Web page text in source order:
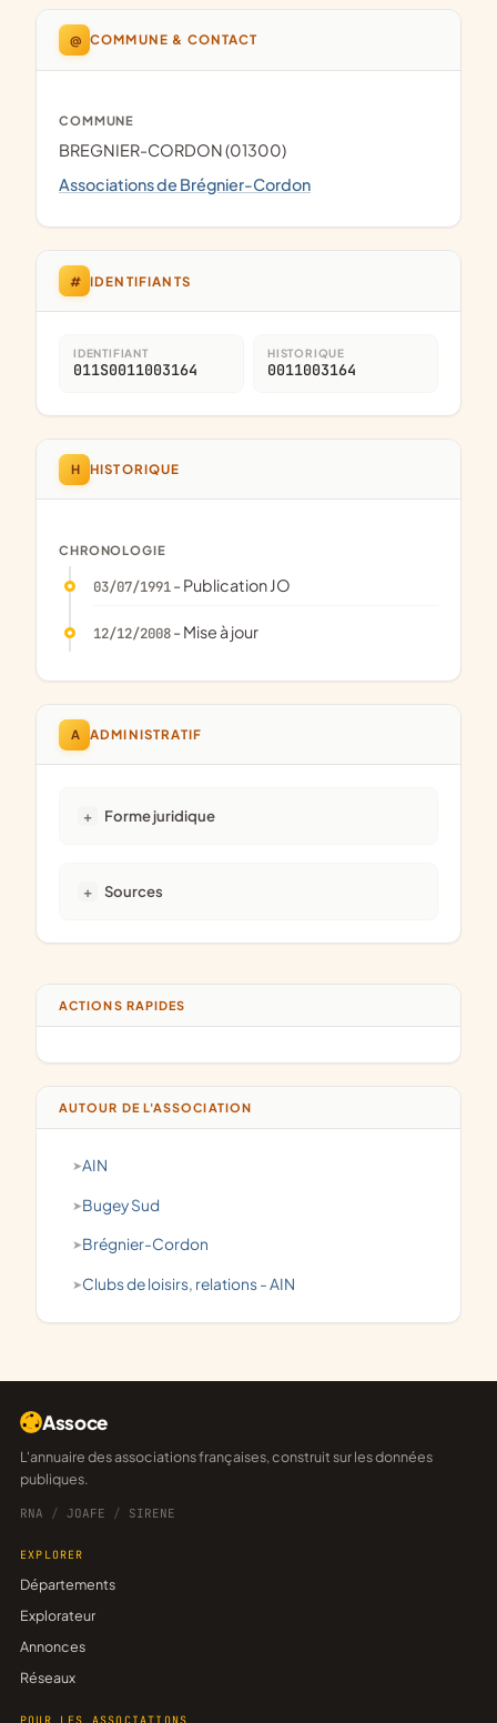
@ COMMUNE & CONTACT
COMMUNE
BREGNIER-CORDON (01300)
Associations de Brégnier-Cordon
# IDENTIFIANTS
IDENTIFIANT
011S0011003164
HISTORIQUE
0011003164
H HISTORIQUE
CHRONOLOGIE
03/07/1991- Publication JO
12/12/2008- Mise à jour
A ADMINISTRATIF
Forme juridique
Sources
ACTIONS RAPIDES
AUTOUR DE L'ASSOCIATION
AIN
Bugey Sud
Brégnier-Cordon
clubs de loisirs, relations - AIN
Assoce
L'annuaire des associations françaises, construit sur les données
publiques.
RNA / JOAFE / SIRENE
EXPLORER
Départements
Explorateur
Annonces
Réseaux